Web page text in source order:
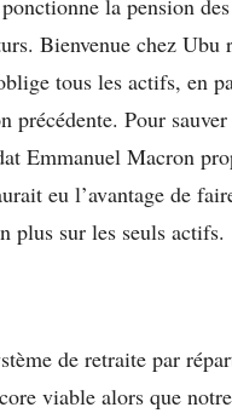
Bienvenue chez
tous les actifs, en
précédente. Pour
Emmanuel Macron
eu l’avantage de
plus sur les seuls actifs.
de retraite par
viable alors que